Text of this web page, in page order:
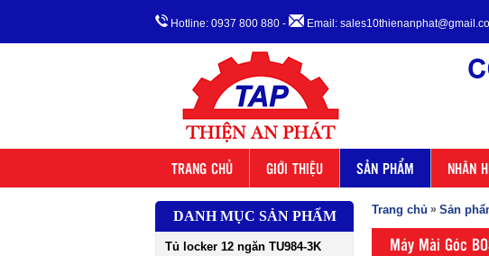
Hotline: 0937 800 880 - Email:
TRANG CHỦ GIỚI THIỆU SẢN PHẨM NHÃN
DANH MỤC SẢN PHẨM
Tủ locker 12 ngăn TU984-3K
Trang chủ » Sản
Máy Mài Góc